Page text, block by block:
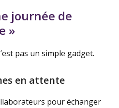
journée de
»
pas un simple gadget.
en attente
pour échanger